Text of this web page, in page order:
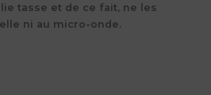
tasse et de ce fait, ne les
ni au micro-onde.